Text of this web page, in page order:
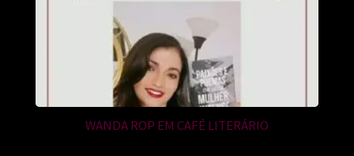
WANDA ROP EM CAFÉ LITERÁRIO